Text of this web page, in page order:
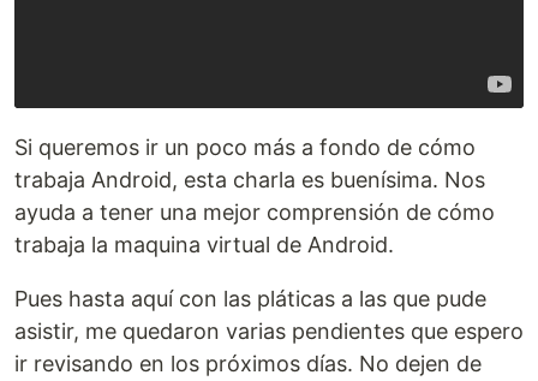
Si queremos ir un poco más a fondo de cómo
trabaja Android, esta charla es buenísima. Nos
ayuda a tener una mejor comprensión de cómo
trabaja la maquina virtual de Android.
Pues hasta aquí con las pláticas a las que pude
asistir, me quedaron varias pendientes que espero
ir revisando en los próximos días. No dejen de